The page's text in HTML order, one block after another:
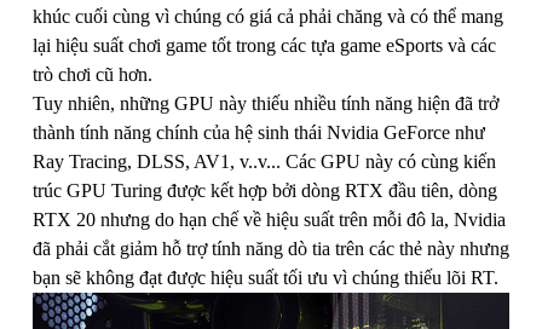
khúc cuối cùng vì chúng có giá cả phải chăng và có thể mang
lại hiệu suất chơi game tốt trong các tựa game eSports và các
trò chơi cũ hơn.
Tuy nhiên, những GPU này thiếu nhiều tính năng hiện đã trở
thành tính năng chính của hệ sinh thái Nvidia GeForce như
Ray Tracing, DLSS, AV1, v..v... Các GPU này có cùng kiến
trúc GPU Turing được kết hợp bởi dòng RTX đầu tiên, dòng
RTX 20 nhưng do hạn chế về hiệu suất trên mỗi đô la, Nvidia
đã phải cắt giảm hỗ trợ tính năng dò tia trên các thẻ này nhưng
bạn sẽ không đạt được hiệu suất tối ưu vì chúng thiếu lõi RT.